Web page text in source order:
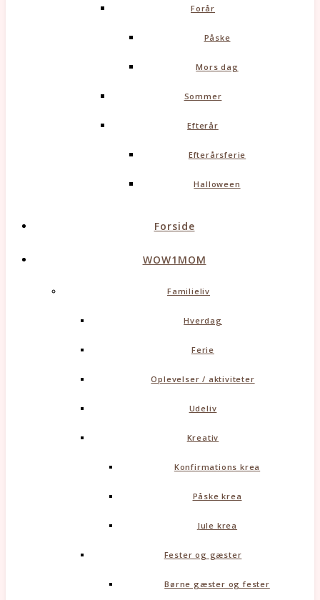
Forår
Påske
Mors dag
Sommer
Efterår
Efterårsferie
Halloween
Forside
WOW1MOM
Familieliv
Hverdag
Ferie
Oplevelser / aktiviteter
Udeliv
Kreativ
Konfirmations krea
Påske krea
Jule krea
Fester og gæster
Børne gæster og fester